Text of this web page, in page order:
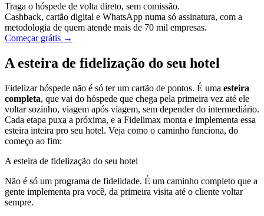
Traga o hóspede de volta direto, sem comissão.
Cashback, cartão digital e WhatsApp numa só assinatura, com a
metodologia de quem atende mais de 70 mil empresas.
Começar grátis →
A esteira de fidelização do seu hotel
Fidelizar hóspede não é só ter um cartão de pontos. É uma esteira
completa, que vai do hóspede que chega pela primeira vez até ele
voltar sozinho, viagem após viagem, sem depender do intermediário.
Cada etapa puxa a próxima, e a Fidelimax monta e implementa essa
esteira inteira pro seu hotel. Veja como o caminho funciona, do
começo ao fim:
A esteira de fidelização do seu hotel
Não é só um programa de fidelidade. É um caminho completo que a
gente implementa pra você, da primeira visita até o cliente voltar
sempre.